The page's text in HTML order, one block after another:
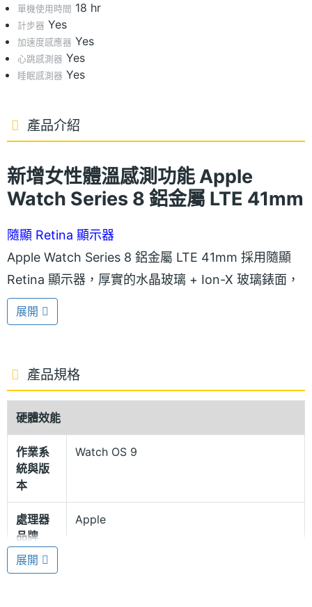
單機使用時間 18 hr
計步器 Yes
加速度感應器 Yes
心跳感測器 Yes
睡眠感測器 Yes
產品介紹
新增女性體溫感測功能 Apple
Watch Series 8 鋁金屬 LTE 41mm
隨顯 Retina 顯示器
Apple Watch Series 8 鋁金屬 LTE 41mm 採用隨顯
Retina 顯示器，厚實的水晶玻璃 + Ion-X 玻璃錶面，
搭配平坦的底部和堅固的幾何結構，成就了出色的耐
用性和抗裂功能，擁有 1,000nits 峰值亮度；另外從
Watch 機型，都可以使用所有 Nike 的錶面，包含色
彩清新的「彈跳」錶面等，即使沒有 Nike 機型也能選
用。
5ATM 防水等級
Apple Watch Series 8 鋁金屬 LTE 41mm 選用「鋁金
屬」材質錶殼，右側設有觸覺回饋功能的數位錶冠，
提供單圈錶環、運動型錶帶、運動型錶環、Nike 運動
型錶帶使用；具備 IP6X 防塵等級，提供 5ATM 防水
等級，可用於像在泳池或海中游泳等淺水區域活動，
展開
產品規格
硬體效能
作業系
統與版
本
Watch OS 9
處理器
品牌
Apple
處理器
展開